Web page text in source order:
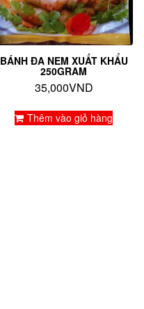
BÁNH ĐA NEM XUẤT KHẨU
250GRAM
35,000VND
Thêm vào giỏ hàng